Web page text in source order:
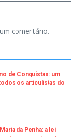
comentário.
de Conquistas: um
os articulistas do
da Penha: a lei